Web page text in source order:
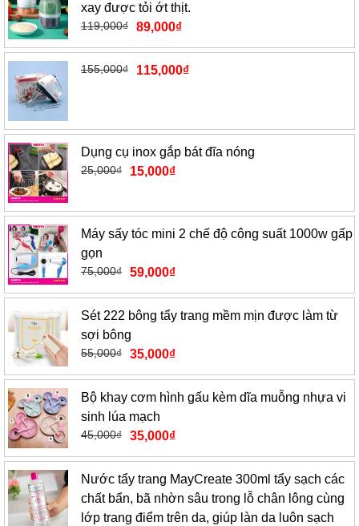
xay được tỏi ớt thịt.
119,000₫ 89,000₫
155,000₫ 115,000₫
Dụng cụ inox gắp bát đĩa nóng
25,000₫ 15,000₫
Máy sấy tóc mini 2 chế độ công suất 1000w gấp
gọn
75,000₫ 59,000₫
Sét 222 bông tẩy trang mềm mịn được làm từ
sợi bông
55,000₫ 35,000₫
Bộ khay cơm hình gấu kèm dĩa muỗng nhựa vi
sinh lúa mạch
45,000₫ 35,000₫
Nước tẩy trang MayCreate 300ml tẩy sạch các
chất bẩn, bã nhờn sâu trong lỗ chân lông cùng
lớp trang điểm trên da, giúp làn da luôn sạch